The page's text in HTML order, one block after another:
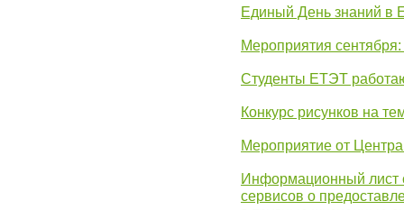
Единый День знаний в
Мероприятия
Студенты ЕТЭТ
Конкурс рисунков на
Мероприятие от
Информационный лист
сервисов о